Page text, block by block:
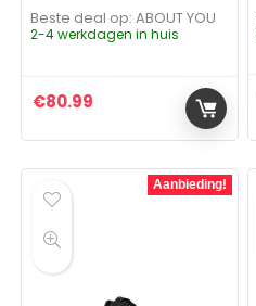
Beste deal op:
ABOUT YOU
2-4 werkdagen in huis
€80.99
Aanbieding!